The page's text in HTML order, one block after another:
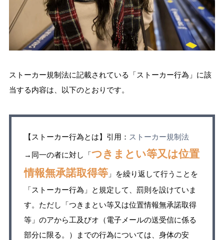
ストーカー規制法に記載されている「ストーカー行為」に該
当する内容は、以下のとおりです。
【ストーカー行為とは】引用： ストーカー規制法
→同一の者に対し「つきまとい等又は位置
情報無承諾取得等 」を繰り返して行うことを
「ストーカー行為」と規定して、罰則を設けていま
す。ただし「つきまとい等又は位置情報無承諾取得
等」のアから工及びオ（電子メールの送受信に係る
部分に限る。）までの行為については、身体の安